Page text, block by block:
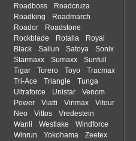
Roadboss
Roadcruza
Roadking
Roadmarch
Roador
Roadstone
Rockblade
Rotalla
Royal
Black
Sailun Satoya
Sonix
Starmaxx
Sumaxx
Sunfull
Tigar
Torero Toyo
Tracmax
Tri-Ace
Triangle
Tunga
Ultraforce
Unistar
Venom
Power
Viatti Vinmax
Vitour
Neo
Vittos
Vredestein
Wanli
Westlake
Windforce
Winrun
Yokohama
Zeetex